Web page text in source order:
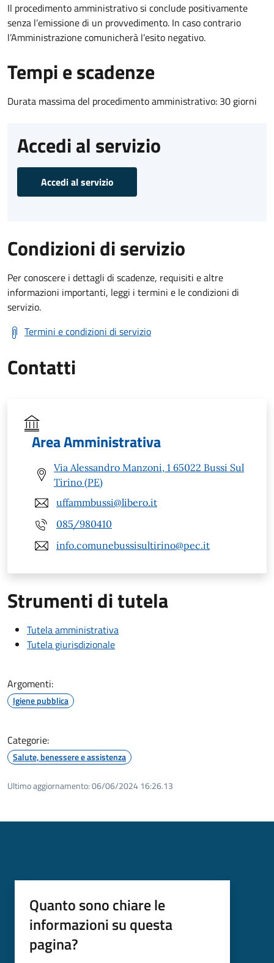
Il procedimento amministrativo si conclude positivamente
senza l’emissione di un provvedimento. In caso contrario
l’Amministrazione comunicherà l’esito negativo.
Tempi e scadenze
Durata massima del procedimento amministrativo: 30 giorni
Accedi al servizio
Accedi al servizio
Condizioni di servizio
Per conoscere i dettagli di scadenze, requisiti e altre
informazioni importanti, leggi i termini e le condizioni di
servizio.
Termini e condizioni di servizio
Contatti
Area Amministrativa
Via Alessandro Manzoni, 1 65022 Bussi Sul
Tirino (PE)
uffammbussi@libero.it
085/980410
info.comunebussisultirino@pec.it
Strumenti di tutela
Tutela amministrativa
Tutela giurisdizionale
Argomenti:
Igiene pubblica
Categorie:
Salute, benessere e assistenza
Ultimo aggiornamento:06/06/2024 16:26.13
Quanto sono chiare le
informazioni su questa
pagina?